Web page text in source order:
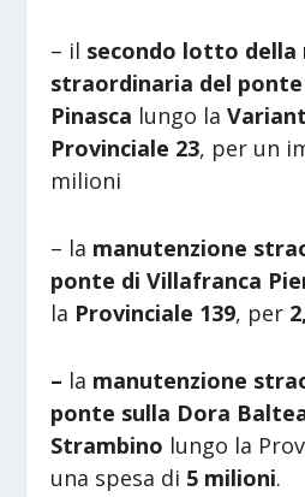
– il secondo lotto della
straordinaria del
Pinasca lungo la
Provinciale 23, per un
milioni
– la manutenzione
ponte di Villafranca
la Provinciale 139, per
– la manutenzione
ponte sulla Dora
Strambino lungo la
una spesa di 5 milioni.